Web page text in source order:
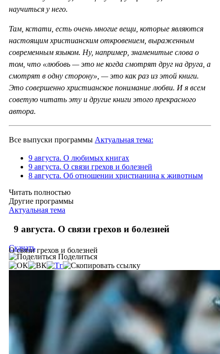
научиться у него.
Там, кстати, есть очень многие вещи, которые являются
настоящим христианским откровением, выраженным
современным языком. Ну, например, знаменитые слова о
том, что «любовь — это не когда смотрят друг на друга, а
смотрят в одну сторону», — это как раз из этой книги.
Это совершенно христианское понимание любви. И я всем
советую читать эту и другие книги этого прекрасного
автора.
Все выпуски программы Актуальная тема:
9 августа. О любимых книгах
9 августа. О связи грехов и болезней
8 августа. Об отношении христианина к животным
Читать полностью
Другие программы
Актуальная тема
9 августа. О связи грехов и болезней
О связи грехов и болезней
Скачать
Поделиться